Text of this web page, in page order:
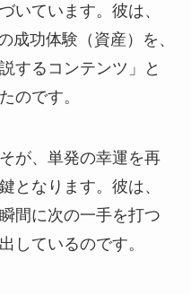
いています。彼は、
成功体験（資産）を、
するコンテンツ」と
のです。
が、単発の幸運を再
となります。彼は、
間に次の一手を打つ
しているのです。